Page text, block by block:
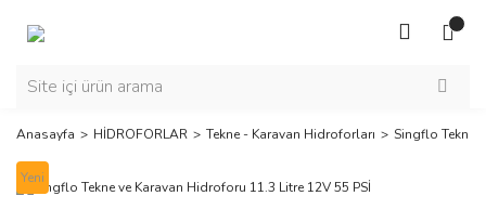
Anasayfa HİDROFORLAR Tekne - Karavan Hidroforları Singflo Tekne
Yeni